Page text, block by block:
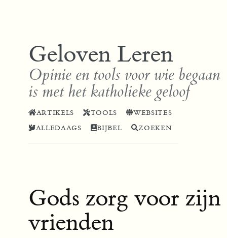
Geloven Leren
Opinie en tools voor wie begaan
is met het katholieke geloof
ARTIKELS TOOLS
WEBSITES
ALLEDAAGS
BIJBEL ZOEKEN
Gods zorg voor zijn
vrienden